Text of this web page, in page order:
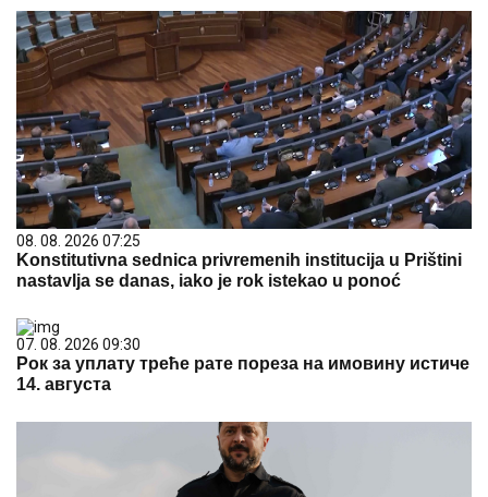
08. 08. 2026 07:25
Konstitutivna sednica privremenih institucija u Prištini
nastavlja se danas, iako je rok istekao u ponoć
07. 08. 2026 09:30
Рок за уплату треће рате пореза на имовину истиче
14. августа